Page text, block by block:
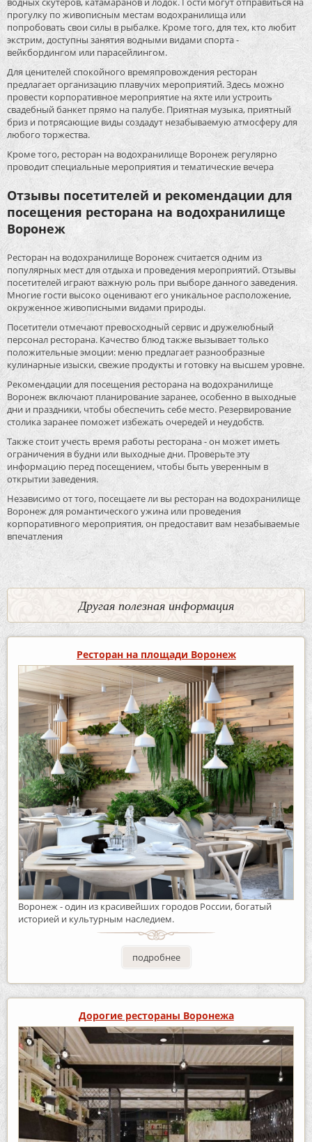
прогулку по живописным местам водохранилища или
попробовать свои силы в рыбалке. Кроме того, для тех, кто любит
экстрим, доступны занятия водными видами спорта -
вейкбордингом или парасейлингом.
Для ценителей спокойного времяпровождения ресторан
предлагает организацию плавучих мероприятий. Здесь можно
провести корпоративное мероприятие на яхте или устроить
свадебный банкет прямо на палубе. Приятная музыка, приятный
бриз и потрясающие виды создадут незабываемую атмосферу для
любого торжества.
Кроме того, ресторан на водохранилище Воронеж регулярно
проводит специальные мероприятия и тематические вечера
Отзывы посетителей и рекомендации для
посещения ресторана на водохранилище
Воронеж
Ресторан на водохранилище Воронеж считается одним из
популярных мест для отдыха и проведения мероприятий. Отзывы
посетителей играют важную роль при выборе данного заведения.
Многие гости высоко оценивают его уникальное расположение,
окруженное живописными видами природы.
Посетители отмечают превосходный сервис и дружелюбный
персонал ресторана. Качество блюд также вызывает только
положительные эмоции: меню предлагает разнообразные
кулинарные изыски, свежие продукты и готовку на высшем уровне.
Рекомендации для посещения ресторана на водохранилище
Воронеж включают планирование заранее, особенно в выходные
дни и праздники, чтобы обеспечить себе место. Резервирование
столика заранее поможет избежать очередей и неудобств.
Также стоит учесть время работы ресторана - он может иметь
ограничения в будни или выходные дни. Проверьте эту
информацию перед посещением, чтобы быть уверенным в
открытии заведения.
Независимо от того, посещаете ли вы ресторан на водохранилище
Воронеж для романтического ужина или проведения
корпоративного мероприятия, он предоставит вам незабываемые
впечатления
Другая полезная информация
Ресторан на площади Воронеж
Воронеж - один из красивейших городов России, богатый
историей и культурным наследием.
подробнее
Дорогие рестораны Воронежа